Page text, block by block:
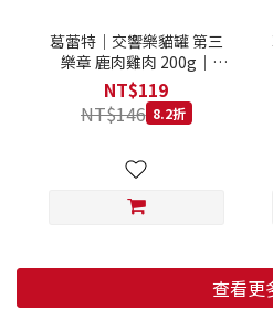
葛蕾特｜交響樂貓罐 第三
樂章 鹿肉雞肉 200g｜
GranataPet 200克 主食罐
無穀罐 無膠罐 主食貓罐 德
罐
NT$119
NT$146 8.2折
查看更